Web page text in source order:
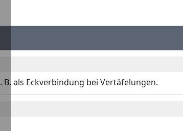
als Eckverbindung bei Vertäfelungen.